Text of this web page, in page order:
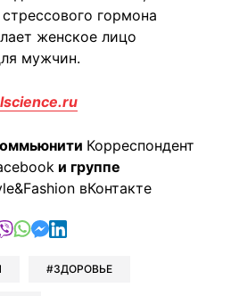
гормона
женское лицо
мужчин.
Корреспондент
и группе
вКонтакте
в Telegram
в Facebook
в X
отправить в Viber
отправить в Whatsapp
отправить в Messenger
отправить в LinkedIn
ЗДОРОВЬЕ